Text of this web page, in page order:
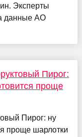
Эксперты
данные АО
Пирог:
проще
Пирог: ну
проще шарлотки